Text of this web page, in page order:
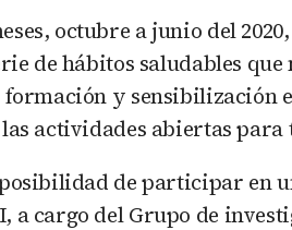
octubre a junio del
de hábitos saludables
y sensibilización
actividades abiertas para
de participar en
a cargo del Grupo de